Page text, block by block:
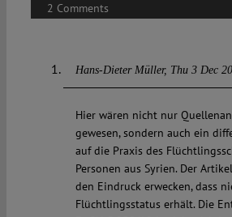
2 Comments
Hans-Dieter Müller Thu 3 Dec
Hier wären nicht nur
gewesen, sondern auch ein
auf die Praxis des
Personen aus Syrien. Der
den Eindruck erwecken, dass
Flüchtlingsstatus erhält. Die